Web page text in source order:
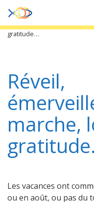
Accueil
gratitude…
Réveil,
marche,
Les vacances ont
ou en août, ou pas du